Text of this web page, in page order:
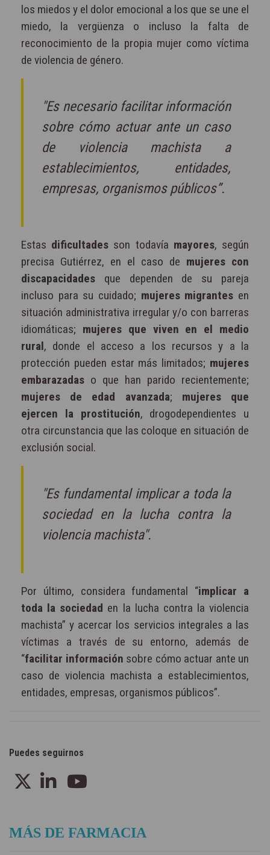
los miedos y el dolor emocional a los que se une el
miedo, la vergüenza o incluso la falta de
reconocimiento de la propia mujer como víctima
de violencia de género.
"Es necesario facilitar información
sobre cómo actuar ante un caso
de violencia machista a
establecimientos, entidades,
empresas, organismos públicos”.
Estas dificultades son todavía mayores, según
precisa Gutiérrez, en el caso de mujeres con
discapacidades que dependen de su pareja
incluso para su cuidado; mujeres migrantes en
situación administrativa irregular y/o con barreras
idiomáticas; mujeres que viven en el medio
rural, donde el acceso a los recursos y a la
protección pueden estar más limitados; mujeres
embarazadas o que han parido recientemente;
mujeres de edad avanzada; mujeres que
ejercen la prostitución, drogodependientes u
otra circunstancia que las coloque en situación de
exclusión social.
"Es fundamental implicar a toda la
sociedad en la lucha contra la
violencia machista".
Por último, considera fundamental “implicar a
toda la sociedad en la lucha contra la violencia
machista” y acercar los servicios integrales a las
víctimas a través de su entorno, además de
“facilitar información sobre cómo actuar ante un
caso de violencia machista a establecimientos,
entidades, empresas, organismos públicos”.
Puedes seguirnos
MÁS DE FARMACIA